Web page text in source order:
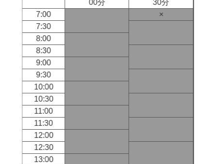
00分
30分
7:00
×
7:30
8:00
8:30
9:00
9:30
10:00
10:30
11:00
11:30
12:00
12:30
13:00